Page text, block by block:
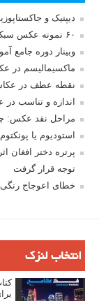
دیپتیک و
۶۰ نمونه عکس سبک ماکسیمالیسم
وبینار دوره
ماکسیمالیسم در
نقطه عطف در
اندازه و تناسب
مراحل نقد عکس:
استودیوم یا
پرتره دختر افغان
توجه قرار گرفت
خطای اعوجاج رنگی
انتخاب لنزک